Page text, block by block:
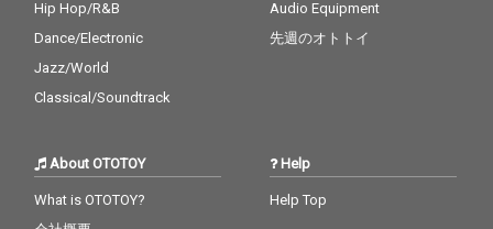
Hip Hop/R&B
Dance/Electronic
Jazz/World
Classical/Soundtrack
Audio Equipment
先週のオトトイ
About OTOTOY
What is OTOTOY?
Help
Help Top